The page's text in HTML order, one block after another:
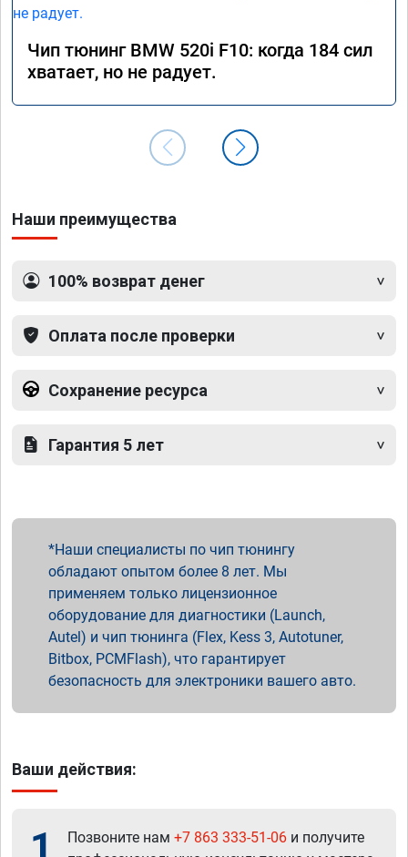
Чип тюнинг BMW 520i F10: когда 184 сил
хватает, но не радует.
Наши преимущества
100% возврат денег
Оплата после проверки
Сохранение ресурса
Гарантия 5 лет
Наши специалисты по чип тюнингу
обладают опытом более 8 лет. Мы
применяем только лицензионное
оборудование для диагностики (Launch,
Autel) и чип тюнинга (Flex, Kess 3, Autotuner,
Bitbox, PCMFlash), что гарантирует
безопасность для электроники вашего авто.
Ваши действия:
1 Позвоните нам +7 863 333-51-06 и получите